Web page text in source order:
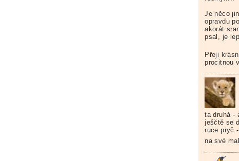
Je něco
opravdu
akorát
psal, je
Přeji
procitnou
ta druhá -
ješčtě se
ruce pryč
na své